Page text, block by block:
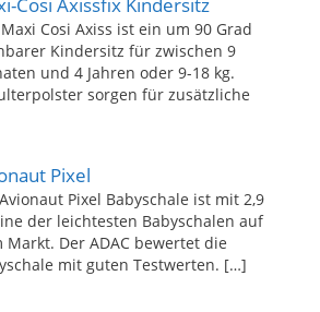
Cosi Axissfix Kindersitz
Cosi Axiss ist ein um 90 Grad
Kindersitz für zwischen 9
und 4 Jahren oder 9-18 kg.
sorgen für zusätzliche
Pixel
Pixel Babyschale ist mit 2,9
der leichtesten Babyschalen auf
Markt. Der ADAC bewertet die
mit guten Testwerten. […]